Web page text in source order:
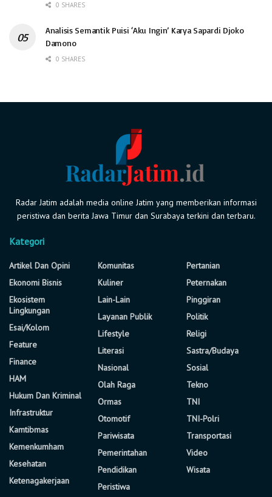
0 SHARES
Analisis Semantik Puisi ‘Aku Ingin’ Karya Sapardi Djoko
Damono
0 SHARES
Radar Jatim adalah media online Jatim yang memberikan informasi
peristiwa dan berita Jawa Timur dan Surabaya terkini dan terbaru.
Kategori
Artikel Dan Opini
Ekonomi Bisnis
Ekosistem
Lingkungan
Esai/Kolom
Feature
Finance
HAM
Hukum Dan Kriminal
Infrastruktur
Kamtibmas
Kemenkumham
Kesehatan
Ketenagakerjaan
Komunitas
Kuliner
Lain-Lain
Layanan Publik
Lifestyle
Literasi
Nasional
Olah Raga
Ormas
Otomotif
Pariwisata
Pemerintahan
Pendidikan
Peristiwa
Pertanian
Peternakan
Pinggiran
Politik
Religi
Sastra/Budaya
Sosial
Tekno
TNI
TNI-Polri
Transportasi
Video
Wisata